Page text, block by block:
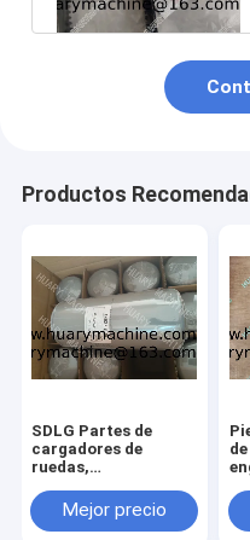
Productos
SDLG Partes de
cargadores de
ruedas,
FILTRO DE ÓLEO
L958
Mejor precio